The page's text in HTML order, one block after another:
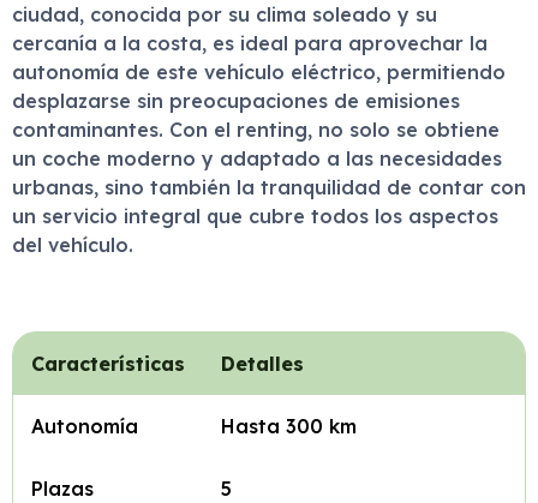
ciudad, conocida por su clima soleado y su
cercanía a la costa, es ideal para aprovechar la
autonomía de este vehículo eléctrico, permitiendo
desplazarse sin preocupaciones de emisiones
contaminantes. Con el renting, no solo se obtiene
un coche moderno y adaptado a las necesidades
urbanas, sino también la tranquilidad de contar con
un servicio integral que cubre todos los aspectos
del vehículo.
Características Detalles
Autonomía Hasta 300 km
Plazas 5